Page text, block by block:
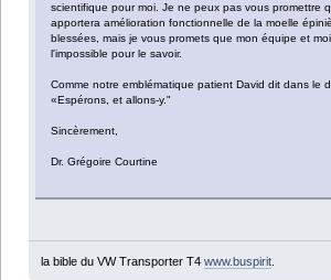
scientifique pour moi. Je ne peux pas vous promettre
apportera amélioration fonctionnelle de la moelle
blessées, mais je vous promets que mon équipe et
l'impossible pour le savoir.
Comme notre emblématique patient David dit dans le
«Espérons, et allons-y."
Sincèrement,
Dr. Grégoire Courtine
la bible du VW Transporter T4 www.buspirit.